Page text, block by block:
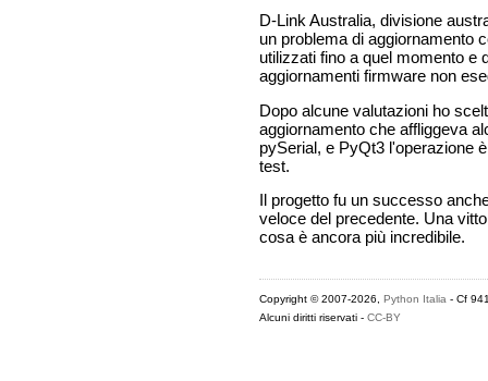
D-Link Australia, divisione
un problema di aggiornamento
utilizzati fino a quel momento e
aggiornamenti firmware non
Dopo alcune valutazioni ho
aggiornamento che affliggeva
pySerial, e PyQt3 l'operazione
test.
Il progetto fu un successo
veloce del precedente. Una
cosa è ancora più incredibile.
Copyright © 2007-2026, Python Italia- Cf
Alcuni diritti riservati - CC-BY